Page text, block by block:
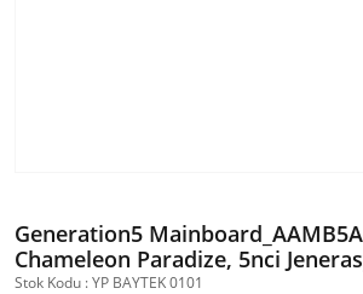
Generation5
Chameleon Paradize, 5nci
Stok Kodu : YP BAYTEK 0101